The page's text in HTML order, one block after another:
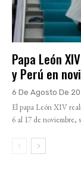
Papa León
y Perú en
6 De Agosto De
El papa León XIV
6 al 17 de noviembre,